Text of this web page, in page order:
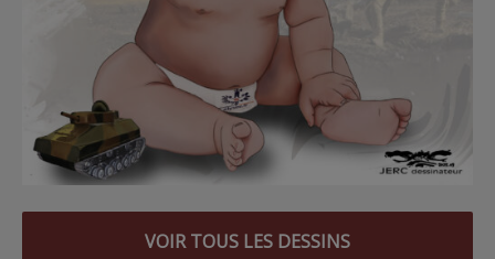
VOIR TOUS LES DESSINS